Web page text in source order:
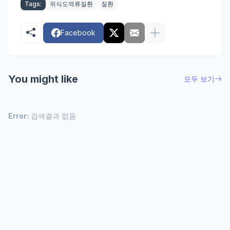
Tags: 위식도역류질환 질환
Facebook
You might like 모두 보기
Error: 검색결과 없음